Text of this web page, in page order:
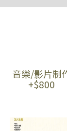
音樂/影片制
+$800